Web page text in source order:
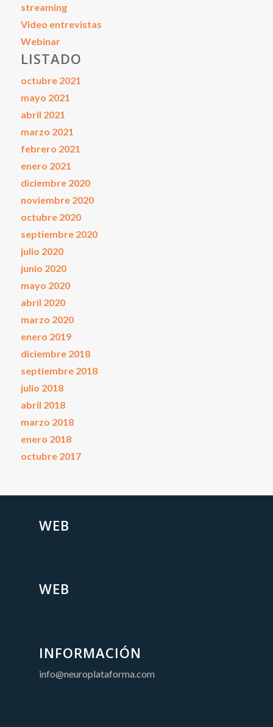
streaming
Video entrevistas
Webinar
LISTADO
octubre 2021
mayo 2021
abril 2021
marzo 2021
febrero 2021
enero 2021
diciembre 2020
noviembre 2020
octubre 2020
septiembre 2020
julio 2020
junio 2020
mayo 2020
abril 2020
marzo 2020
enero 2019
diciembre 2018
septiembre 2018
julio 2018
abril 2018
marzo 2018
enero 2018
octubre 2017
WEB
WEB
INFORMACIÓN
info@neuroplataforma.com